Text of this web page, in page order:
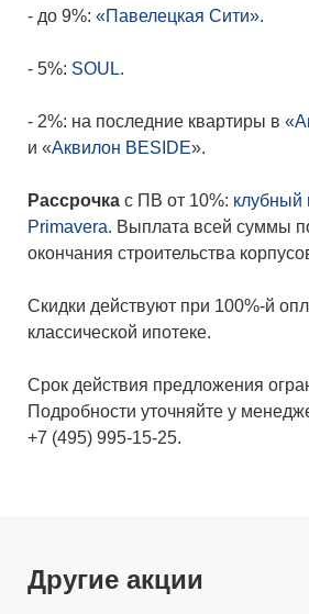
- до 9%: «Павелецкая Сити».
- 5%: SOUL.
- 2%: на последние квартиры в
и «Аквилон BESIDE».
Рассрочка с ПВ от 10%: клубный
Primavera. Выплата всей суммы
окончания строительства
Скидки действуют при 100%-й
классической ипотеке.
Срок действия предложения
Подробности уточняйте у
+7 (495) 995-15-25.
Другие акции